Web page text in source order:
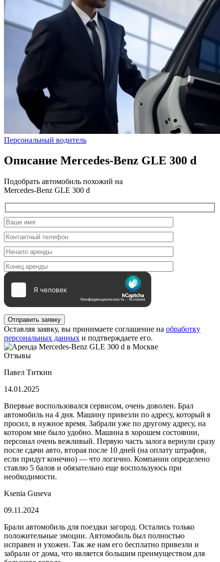
Персональный водитель
Описание Mercedes-Benz GLE 300 d
Подобрать автомобиль похожий на
Mercedes-Benz GLE 300 d
Отправить заявку
Оставляя заявку, вы принимаете соглашение на обработку
персональных данных и подтверждаете его.
Отзывы
Павел Титкин
14.01.2025
Впервые воспользовался сервисом, очень доволен. Брал
автомобиль на 4 дня. Машину привезли по адресу, который я
просил, в нужное время. Забрали уже по другому адресу, на
котором мне было удобно. Машина в хорошем состоянии,
персонал очень вежливый. Первую часть залога вернули сразу
после сдачи авто, вторая после 10 дней (на оплату штрафов,
если придут конечно) — что логично. Компании определено
ставлю 5 балов и обязательно еще воспользуюсь при
необходимости.
Ksenia Guseva
09.11.2024
Брали автомобиль для поездки загород. Остались только
положительные эмоции. Автомобиль был полностью
исправен и ухожен. Так же нам его бесплатно привезли и
забрали от дома, что является большим преимуществом для